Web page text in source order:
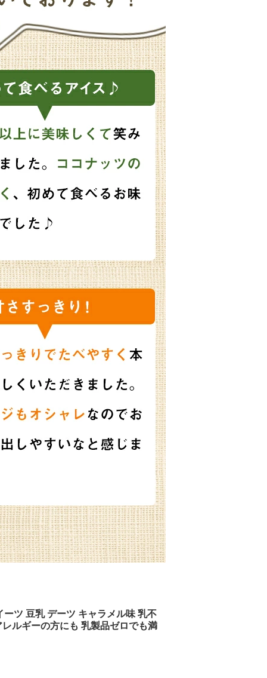
ツ 豆乳 デーツ キャラメル味 乳不
ルギーの方にも 乳製品ゼロでも満